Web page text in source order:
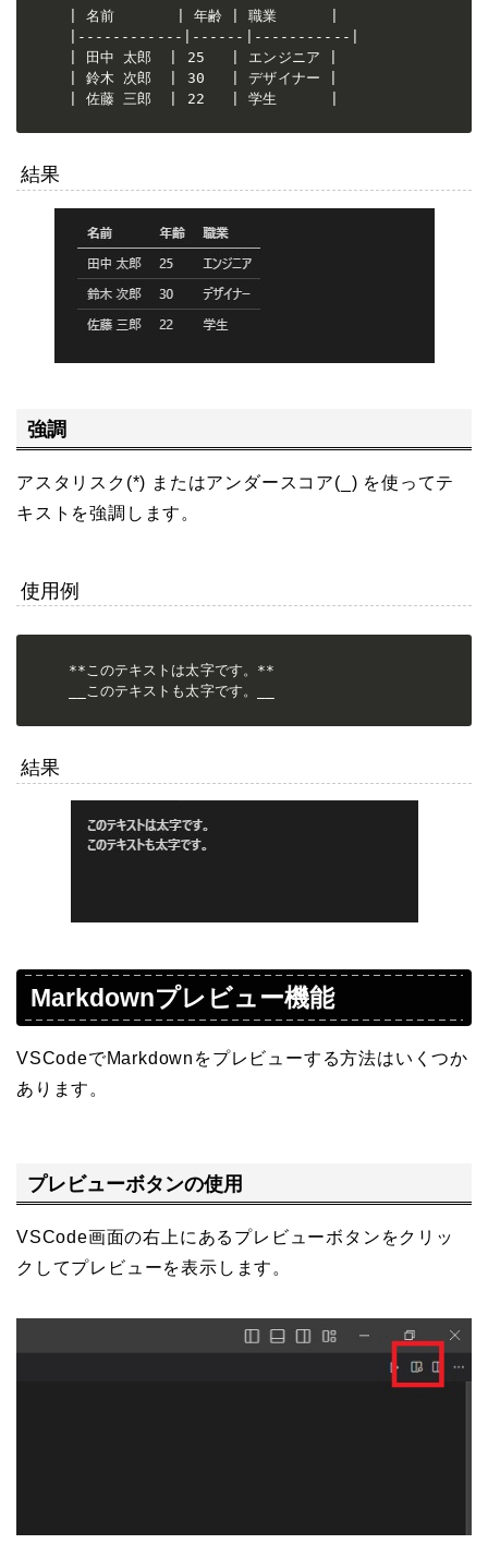
| 名前       | 年齢 | 職業      |
|------------|------|-----------|
| 田中 太郎  | 25   | エンジニア |
| 鈴木 次郎  | 30   | デザイナー |
| 佐藤 三郎  | 22   | 学生      |
結果
強調
アスタリスク(*) またはアンダースコア(_) を使ってテ
キストを強調します。
使用例
**このテキストは太字です。**
__このテキストも太字です。__
結果
Markdownプレビュー機能
VSCodeでMarkdownをプレビューする方法はいくつか
あります。
プレビューボタンの使用
VSCode画面の右上にあるプレビューボタンをクリッ
クしてプレビューを表示します。